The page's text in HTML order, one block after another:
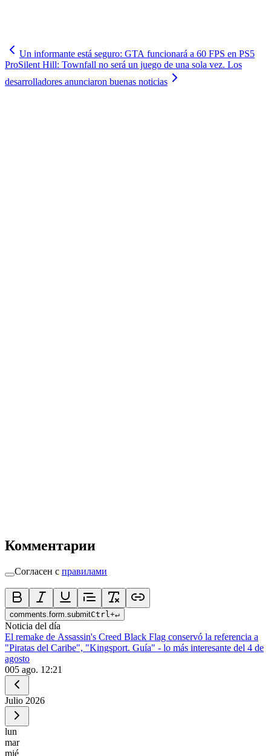
Un informante está seguro: GTA funcionará a 60 FPS en PS5
ProSilent Hill: Townfall no será un juego de una sola vez. Los
desarrolladores anunciaron buenas noticias
Комментарии
Согласен с правилами
comments.form.submitCtrl +↵
Noticia del día
El remake de Assassin's Creed Black Flag conservó la referencia a
"Piratas del Caribe", "Kingsport. Guía" - lo más interesante del 4 de
agosto
005 ago. 12:21
Julio 2026
lun
mar
mié